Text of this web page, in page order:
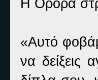
Η Ορόρα
«Αυτό
να δείξεις